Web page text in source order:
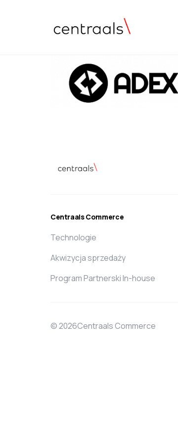
Centraals Commerce
Technologie
Akwizycja sprzedaży
Program Partnerski In-house
© 2026Centraals Commerce